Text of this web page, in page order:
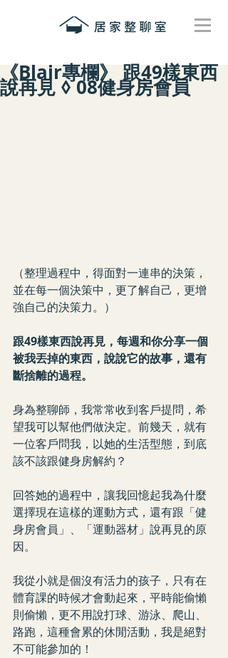
《Blair專欄》 跟49樣東西
說再見 ◊ 08健身房會員
（整理過程中，得面對一連串的決策，
並在每一個決策中，更了解自己，更增
強自己的決策力。）
跟49樣東西說再見，每週和你分享一個
被我丟掉的東西，說說它的故事，還有
斷捨離的過程。
身為整聊師，我常常收到客戶提問，希
望我可以幫他們做決定。前幾天，就有
一位客戶問我，以她的生活型態，到底
該不該跟健身房解約？
回答她的過程中，讓我回憶起我為什麼
選擇現在這樣的運動方式，還有跟「健
身房會員」、「運動器材」說再見的原
因。
我從小就是個沒有活力的孩子，只有在
體育課的時候才會動起來，平時能偷懶
則偷懶，更不用說打球、游泳、爬山、
路跑，這種會累的休閒活動，我是絕對
不可能參加的！